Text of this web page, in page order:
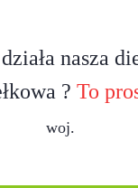
nasza
? To
woj.